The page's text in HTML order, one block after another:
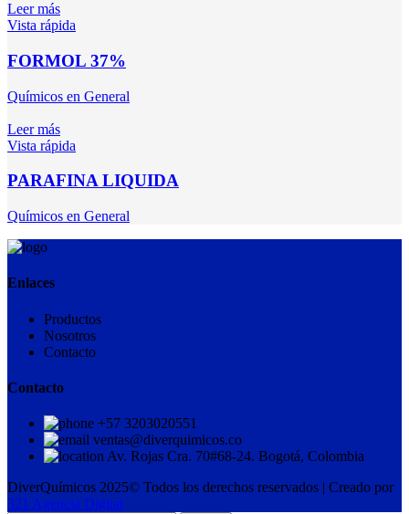
Leer más
Vista rápida
FORMOL 37%
Químicos en General
Leer más
Vista rápida
PARAFINA LIQUIDA
Químicos en General
Enlaces
Productos
Nosotros
Contacto
Contacto
+57 3203020551
ventas@diverquimicos.co
Av. Rojas Cra. 70#68-24. Bogotá, Colombia
DiverQuímicos 2025© Todos los derechos reservados | Creado por
321 Agencia Digital